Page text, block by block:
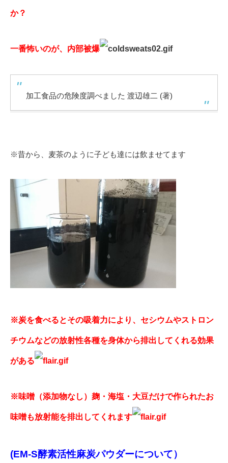
か？
一番怖いのが、内部被爆
加工食品の危険度調べました 渡辺雄二 (著)
※昔から、麦茶のように子ども達には飲ませてます
※炭を食べるとその吸着力により、セシウムやストロン
チウムなどの放射性各種を身体から排出してくれる効果
がある
※味噌（添加物なし）麹・海塩・大豆だけで作られたお
味噌も放射能を排出してくれます
(EM-S酵素活性麻炭パウダーについて）